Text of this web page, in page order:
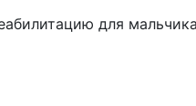
для